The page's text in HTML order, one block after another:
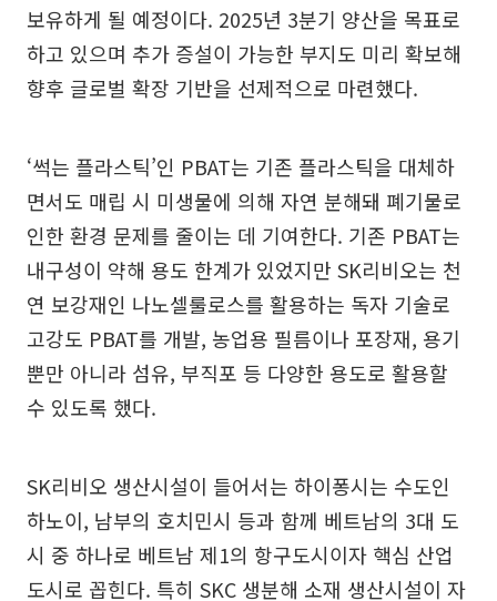
보유하게 될 예정이다. 2025년 3분기 양산을 목표로
하고 있으며 추가 증설이 가능한 부지도 미리 확보해
향후 글로벌 확장 기반을 선제적으로 마련했다.
‘썩는 플라스틱’인 PBAT는 기존 플라스틱을 대체하
면서도 매립 시 미생물에 의해 자연 분해돼 폐기물로
인한 환경 문제를 줄이는 데 기여한다. 기존 PBAT는
내구성이 약해 용도 한계가 있었지만 SK리비오는 천
연 보강재인 나노셀룰로스를 활용하는 독자 기술로
고강도 PBAT를 개발, 농업용 필름이나 포장재, 용기
뿐만 아니라 섬유, 부직포 등 다양한 용도로 활용할
수 있도록 했다.
SK리비오 생산시설이 들어서는 하이퐁시는 수도인
하노이, 남부의 호치민시 등과 함께 베트남의 3대 도
시 중 하나로 베트남 제1의 항구도시이자 핵심 산업
도시로 꼽힌다. 특히 SKC 생분해 소재 생산시설이 자